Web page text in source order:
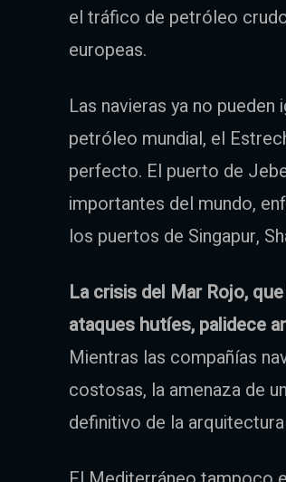
el tráfico de petróleo
europeas.
Las navieras ya no
petróleo mundial, el
perfecto. El puerto de
importantes del mundo,
los puertos de Singapur,
La crisis del Mar Rojo,
ataques hutíes, palidece
Mientras las compañías
costosas, la amenaza de
definitivo de la